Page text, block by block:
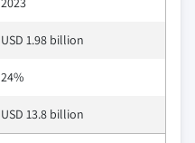
USD 1.98 billion
24%
USD 13.8 billion